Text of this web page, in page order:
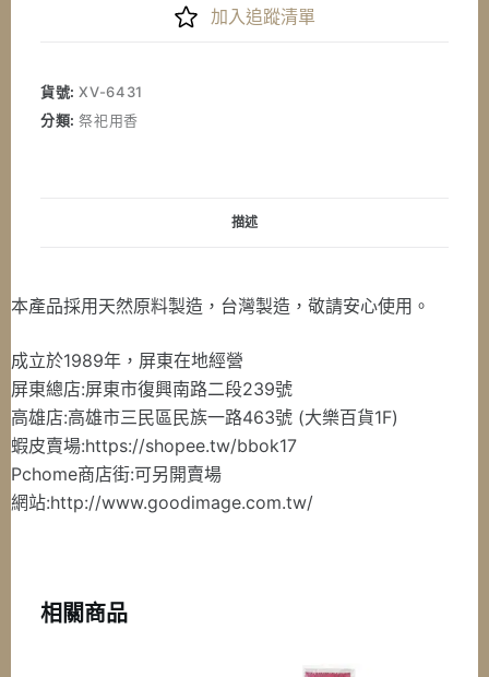
台
灣
加入追蹤清單
貨號:XV-6431
分類:祭祀用香
描述
本產品採用天然原料製造，台灣製造，敬請安心使用。
成立於1989年，屏東在地經營
屏東總店:屏東市復興南路二段239號
高雄店:高雄市三民區民族一路463號 (大樂百貨1F)
蝦皮賣場:https://shopee.tw/bbok17
Pchome商店街:可另開賣場
網站:http://www.goodimage.com.tw/
相關商品